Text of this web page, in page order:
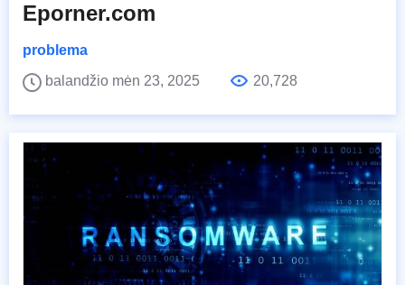
Eporner.com
problema
balandžio mėn 23, 2025
20,728